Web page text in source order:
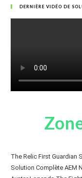
DERNIÈRE VIDÉO DE
The Relic First Guardian
Solution Complète AEM